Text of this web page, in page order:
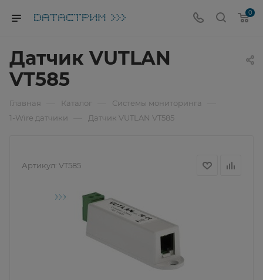
0
Датчик VUTLAN
VT585
Главная Каталог Системы мониторинга
1-Wire датчики Датчик VUTLAN VT585
Артикул: VT585